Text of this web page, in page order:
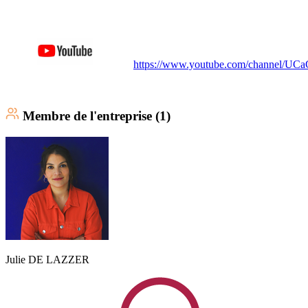
https://www.youtube.com/channel/
Membre de l'entreprise (1)
Julie DE LAZZER